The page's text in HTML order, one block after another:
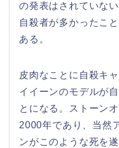
の発表はされていな
自殺者が多かったこ
ある。
皮肉なことに自殺キ
イイーンのモデルが
とになる。ストーン
2000年であり、当然
ンがこのような死を